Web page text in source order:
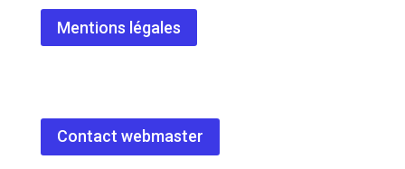
Mentions légales
Contact webmaster